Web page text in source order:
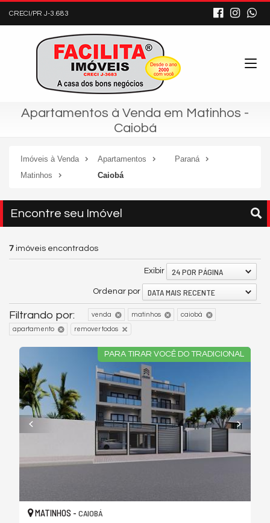
CRECI/PR J-3.683
Apartamentos à Venda em Matinhos -
Caiobá
Imóveis à Venda Apartamentos
Paraná
Matinhos
Caiobá
Encontre seu Imóvel
7 imóveis encontrados
Exibir 24 POR PÁGINA
Ordenar por DATA MAIS RECENTE
Filtrando por: venda matinhos caiobá
apartamento remover todos
PARA TIRAR VOCÊ DO TRADICIONAL
MATINHOS - CAIOBÁ